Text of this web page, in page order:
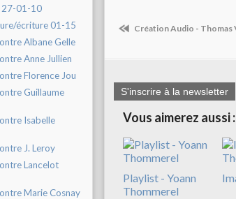
27-01-10
écriture 01-15
Albane Gelle
Anne Jullien
Florence Jou
Guillaume
Isabelle
J. Leroy
Lancelot
Marie Cosnay
Création Audio - Thomas
S'inscrire à la newsletter
Vous aimerez aussi :
Playlist - Yoann
Thommerel